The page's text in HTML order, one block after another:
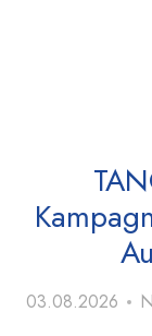
03.08.2026